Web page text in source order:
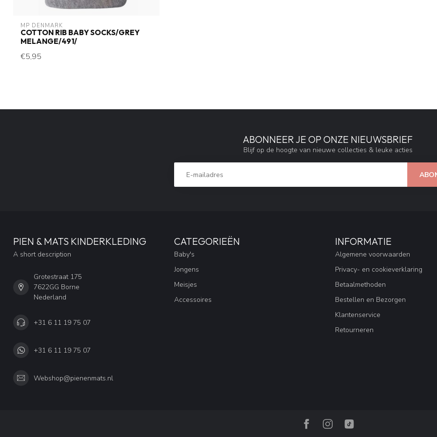
MP DENMARK
COTTON RIB BABY SOCKS/GREY
MELANGE/491/
€5,95
ABONNEER JE OP ONZE NIEUWSBRIEF
Blijf op de hoogte van nieuwe collecties & leuke acties
PIEN & MATS KINDERKLEDING
A short description
Grotestraat 175
7622GG Borne
Nederland
+31 6 11 19 75 07
+31 6 11 19 75 07
Webshop@pienenmats.nl
CATEGORIEËN
Baby's
Jongens
Meisjes
Accessoires
INFORMATIE
Algemene voorwaarden
Privacy- en cookieverklaring
Betaalmethoden
Bestellen en Bezorgen
Klantenservice
Retourneren